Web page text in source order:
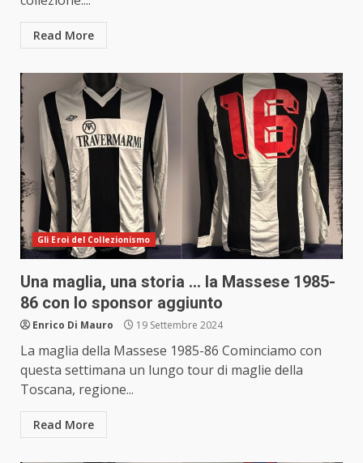
Read More
Gli Eroi del Collezionismo
Una maglia, una storia … la Massese 1985-
86 con lo sponsor aggiunto
Enrico Di Mauro 19 Settembre 2024
La maglia della Massese 1985-86 Cominciamo con
questa settimana un lungo tour di maglie della
Toscana, regione...
Read More